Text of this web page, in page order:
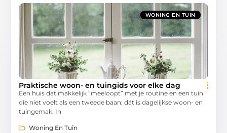
WONING EN TUIN
Praktische woon- en tuingids voor elke dag
Een huis dat makkelijk “meeloopt” met je routine en een tuin
die niet voelt als een tweede baan: dát is dagelijkse woon- en
tuingemak. In
Woning En Tuin